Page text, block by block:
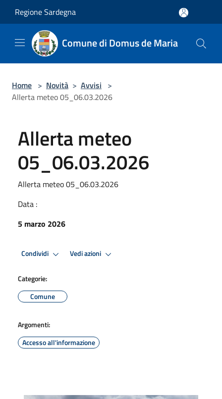
Regione Sardegna
Comune di Domus de Maria
Home > Novità > Avvisi >
Allerta meteo 05_06.03.2026
Allerta meteo
05_06.03.2026
Allerta meteo 05_06.03.2026
Data :
5 marzo 2026
Condividi Vedi azioni
Categorie:
Comune
Argomenti:
Accesso all'informazione